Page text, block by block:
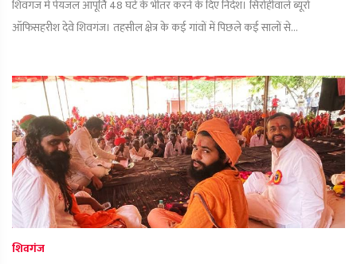
शिवगंज में पेयजल आपूर्ति 48 घंटे के भीतर करने के दिए निर्देश। सिरोहीवाले ब्यूरो
ऑफिसहरीश देवे शिवगंज। तहसील क्षेत्र के कई गांवों में पिछले कई सालों से...
शिवगंज